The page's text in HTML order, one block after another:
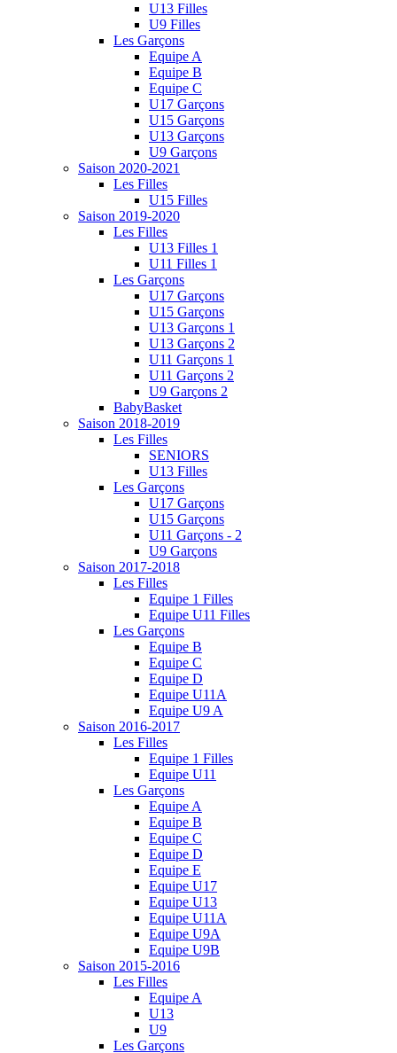
U13 Filles
U9 Filles
Les Garçons
Equipe A
Equipe B
Equipe C
U17 Garçons
U15 Garçons
U13 Garçons
U9 Garçons
Saison 2020-2021
Les Filles
U15 Filles
Saison 2019-2020
Les Filles
U13 Filles 1
U11 Filles 1
Les Garçons
U17 Garçons
U15 Garçons
U13 Garçons 1
U13 Garçons 2
U11 Garçons 1
U11 Garçons 2
U9 Garçons 2
BabyBasket
Saison 2018-2019
Les Filles
SENIORS
U13 Filles
Les Garçons
U17 Garçons
U15 Garçons
U11 Garçons - 2
U9 Garçons
Saison 2017-2018
Les Filles
Equipe 1 Filles
Equipe U11 Filles
Les Garçons
Equipe B
Equipe C
Equipe D
Equipe U11A
Equipe U9 A
Saison 2016-2017
Les Filles
Equipe 1 Filles
Equipe U11
Les Garçons
Equipe A
Equipe B
Equipe C
Equipe D
Equipe E
Equipe U17
Equipe U13
Equipe U11A
Equipe U9A
Equipe U9B
Saison 2015-2016
Les Filles
Equipe A
U13
U9
Les Garçons